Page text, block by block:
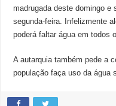
madrugada deste domingo e
segunda-feira. Infelizmente
poderá faltar água em todos
A autarquia também pede a
população faça uso da água